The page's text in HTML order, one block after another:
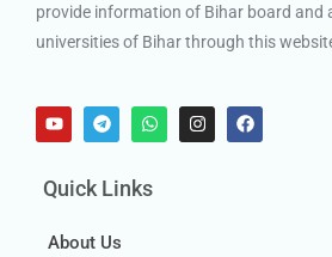
provide information of Bihar board and
universities of Bihar through this
Quick Links
About Us